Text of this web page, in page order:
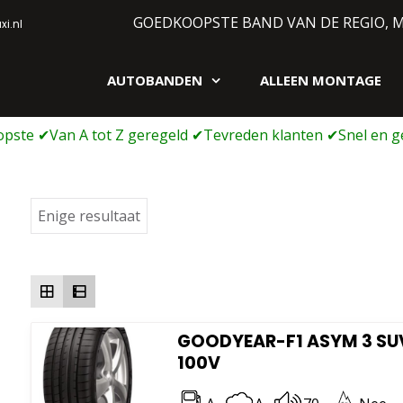
GOEDKOOPSTE BAND VAN DE REGIO,
AUTOBANDEN ALLEEN MONTAGE
Enige resultaat
GOODYEAR-F1 ASYM 3
100V